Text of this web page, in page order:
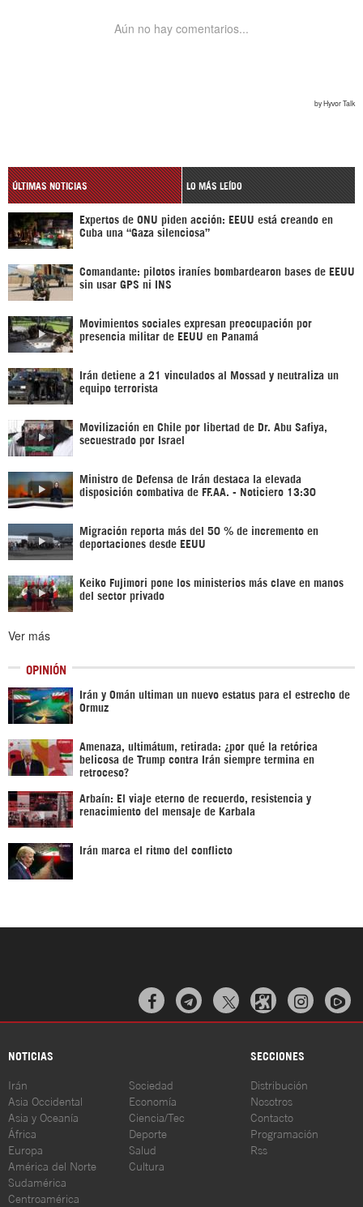
ÚLTIMAS NOTICIAS LO MÁS LEÍDO
Expertos de ONU piden acción: EEUU está creando en
Cuba una “Gaza silenciosa”
Comandante: pilotos iraníes bombardearon bases de EEUU
sin usar GPS ni INS
Movimientos sociales expresan preocupación por
presencia militar de EEUU en Panamá
Irán detiene a 21 vinculados al Mossad y neutraliza un
equipo terrorista
Movilización en Chile por libertad de Dr. Abu Safiya,
secuestrado por Israel
Ministro de Defensa de Irán destaca la elevada
disposición combativa de FF.AA. - Noticiero 13:30
Migración reporta más del 50 % de incremento en
deportaciones desde EEUU
Keiko Fujimori pone los ministerios más clave en manos
del sector privado
Ver más
OPINIÓN
Irán y Omán ultiman un nuevo estatus para el estrecho de
Ormuz
Amenaza, ultimátum, retirada: ¿por qué la retórica
belicosa de Trump contra Irán siempre termina en
retroceso?
Arbaín: El viaje eterno de recuerdo, resistencia y
renacimiento del mensaje de Karbala
Irán marca el ritmo del conflicto
  
NOTICIAS SECCIONES
Irán
Asia Occidental
Asia y Oceanía
África
Europa
América del Norte
Sudamérica
Centroamérica
Sociedad
Economía
Ciencia/Tec
Deporte
Salud
Cultura
Distribución
Nosotros
Contacto
Programación
Rss